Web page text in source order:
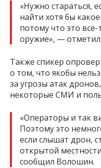
«Нужно стараться,
найти хотя бы
потому что это
оружие», — отметил
Также спикер
о том, что якобы
за угрозы атак
некоторые СМИ и
«Операторы и так
Поэтому это
если слышат дрон,
открытой
сообщил Волошин.